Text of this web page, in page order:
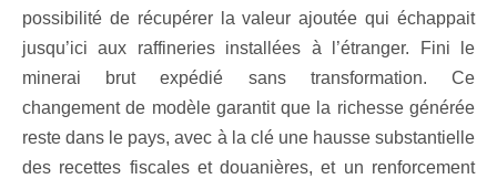
possibilité de récupérer la valeur ajoutée qui échappait
jusqu’ici aux raffineries installées à l’étranger. Fini le
minerai brut expédié sans transformation. Ce
changement de modèle garantit que la richesse générée
reste dans le pays, avec à la clé une hausse substantielle
des recettes fiscales et douanières, et un renforcement